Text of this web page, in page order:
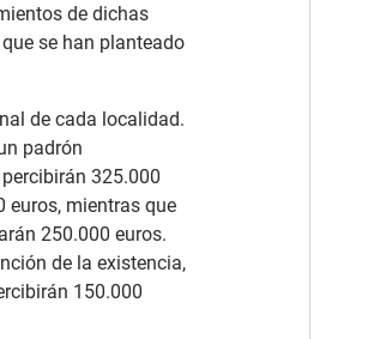
de dichas
se han planteado
de cada localidad.
padrón
325.000
euros, mientras que
250.000 euros.
de la existencia,
150.000